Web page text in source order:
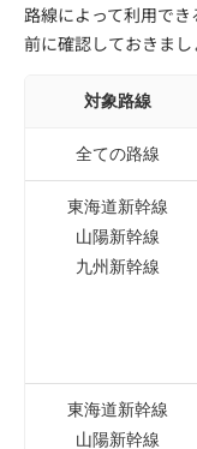
路線によって利用で
前に確認しておきまし
対象路線
全ての路線
東海道新幹線
山陽新幹線
九州新幹線
東海道新幹線
山陽新幹線